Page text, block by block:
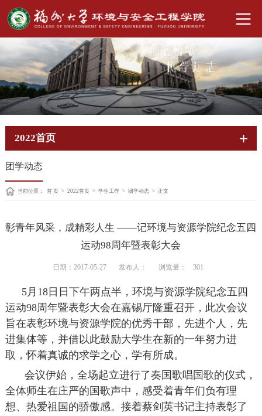
2022首页
团学动态
当前位置： 首 页 > 2022首页 > 学生工作 > 团学动态 > 正文
彰青年风采，成精彩人生 ——记环境与资源学院纪念五四
运动98周年暨表彰大会
日期：2017-05-27 发布人： 浏览量： 301
5月18日日下午两点半，环境与资源学院纪念五四
运动98周年暨表彰大会在嘉锡厅隆重召开，此次会议
旨在表彰环境与资源学院的优秀干部，先进个人，先
进集体等，并借以此鼓励大学生在新的一年努力进
取，怀着真诚的求学之心，学有所成。
会议伊始，全场起立进行了奏国歌唱国歌的仪式，
全体师生在庄严的国歌声中，感受着青年们负有理
想、热爱祖国的骄傲感。接着蔡剑英书记主持表彰了